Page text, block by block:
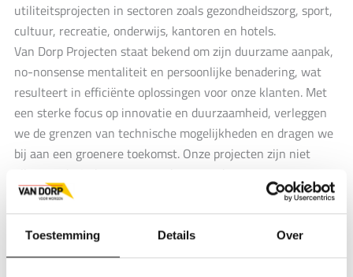
Toestemming Details Over
utiliteitsprojecten in sectoren zoals gezondheidszorg, sport,
cultuur, recreatie, onderwijs, kantoren en hotels.
Van Dorp Projecten staat bekend om zijn duurzame aanpak,
no-nonsense mentaliteit en persoonlijke benadering, wat
resulteert in efficiënte oplossingen voor onze klanten. Met
een sterke focus op innovatie en duurzaamheid, verleggen
we de grenzen van technische mogelijkheden en dragen we
bij aan een groenere toekomst. Onze projecten zijn niet
positieve impact te hebben op zowel gebruikers als het
milieu.
Word jij onze nieuwe dorpsgenoot?